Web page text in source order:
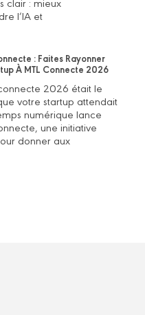
l’IA et
: Faites Rayonner
À MTL Connecte 2026
2026 était le
votre startup attendait
numérique lance
une initiative
donner aux